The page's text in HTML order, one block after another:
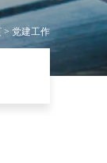
> 党建工作